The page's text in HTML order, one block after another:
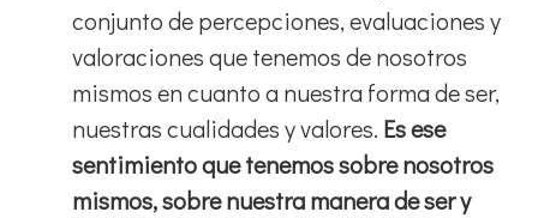
conjunto de percepciones, evaluaciones y
valoraciones que tenemos de nosotros
mismos en cuanto a nuestra forma de ser,
nuestras cualidades y valores. Es ese
sentimiento que tenemos sobre nosotros
mismos, sobre nuestra manera de ser y